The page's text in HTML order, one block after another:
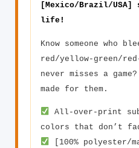
[Mexico/Brazil/
life!
Know someone who
red/yellow-green/
never misses a
made for them.
All-over-print
colors that don’t
[100% polyester/